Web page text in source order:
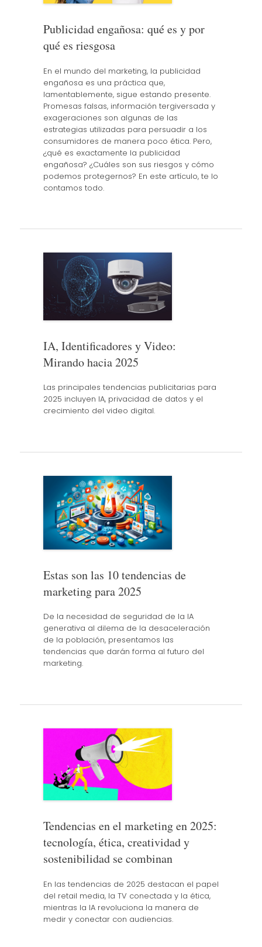
Publicidad engañosa: qué es y por
qué es riesgosa
En el mundo del marketing, la publicidad
engañosa es una práctica que,
lamentablemente, sigue estando presente.
Promesas falsas, información tergiversada y
exageraciones son algunas de las
estrategias utilizadas para persuadir a los
consumidores de manera poco ética. Pero,
¿qué es exactamente la publicidad
engañosa? ¿Cuáles son sus riesgos y cómo
podemos protegernos? En este artículo, te lo
contamos todo.
IA, Identificadores y Video:
Mirando hacia 2025
Las principales tendencias publicitarias para
2025 incluyen IA, privacidad de datos y el
crecimiento del video digital.
Estas son las 10 tendencias de
marketing para 2025
De la necesidad de seguridad de la IA
generativa al dilema de la desaceleración
de la población, presentamos las
tendencias que darán forma al futuro del
marketing.
Tendencias en el marketing en 2025:
tecnología, ética, creatividad y
sostenibilidad se combinan
En las tendencias de 2025 destacan el papel
del retail media, la TV conectada y la ética,
mientras la IA revoluciona la manera de
medir y conectar con audiencias.